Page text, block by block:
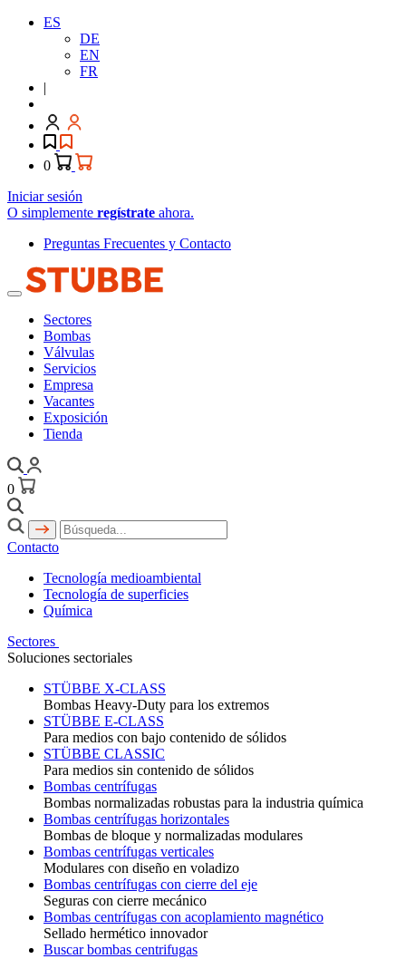
ES
DE
EN
FR
|
0
Iniciar sesión
O simplemente regístrate ahora.
Preguntas Frecuentes y Contacto
Sectores
Bombas
Válvulas
Servicios
Empresa
Vacantes
Exposición
Tienda
0
Contacto
Tecnología medioambiental
Tecnología de superficies
Química
Sectores
Soluciones sectoriales
STÜBBE X-CLASS
Bombas Heavy-Duty para los extremos
STÜBBE E-CLASS
Para medios con bajo contenido de sólidos
STÜBBE CLASSIC
Para medios sin contenido de sólidos
Bombas centrífugas
Bombas normalizadas robustas para la industria química
Bombas centrífugas horizontales
Bombas de bloque y normalizadas modulares
Bombas centrífugas verticales
Modulares con diseño en voladizo
Bombas centrífugas con cierre del eje
Seguras con cierre mecánico
Bombas centrífugas con acoplamiento magnético
Sellado hermético innovador
Buscar bombas centrifugas